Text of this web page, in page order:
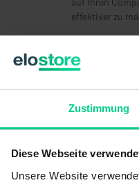
Zustimmung
Diese Webseite
Unsere Website
effektiver zu
Einsatz von
Diese Website
werden: